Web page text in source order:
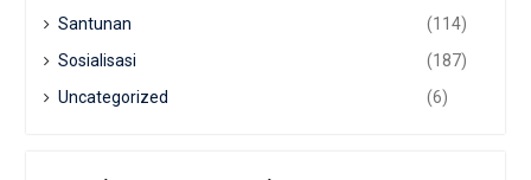
Santunan
(114)
Sosialisasi
(187)
Uncategorized
(6)